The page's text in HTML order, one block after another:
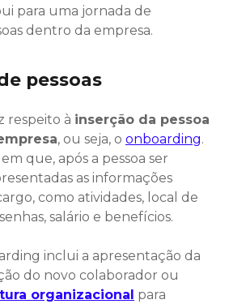
para uma jornada de
dentro da empresa.
pessoas
respeito à inserção da pessoa
, ou seja, o onboarding.
que, após a pessoa ser
as informações
como atividades, local de
salário e benefícios.
inclui a apresentação da
do novo colaborador ou
organizacional para